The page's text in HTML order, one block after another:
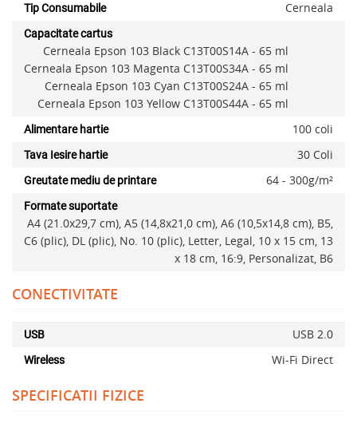
Tip Consumabile Cerneala
Capacitate cartus
Cerneala Epson 103 Black C13T00S14A - 65 ml
Cerneala Epson 103 Magenta C13T00S34A - 65 ml
Cerneala Epson 103 Cyan C13T00S24A - 65 ml
Cerneala Epson 103 Yellow C13T00S44A - 65 ml
Alimentare hartie 100 coli
Tava Iesire hartie 30 Coli
Greutate mediu de printare 64 - 300g/m²
Formate suportate
A4 (21.0x29,7 cm), A5 (14,8x21,0 cm), A6 (10,5x14,8 cm), B5,
C6 (plic), DL (plic), No. 10 (plic), Letter, Legal, 10 x 15 cm, 13
x 18 cm, 16:9, Personalizat, B6
CONECTIVITATE
USB USB 2.0
Wireless Wi-Fi Direct
SPECIFICATII FIZICE